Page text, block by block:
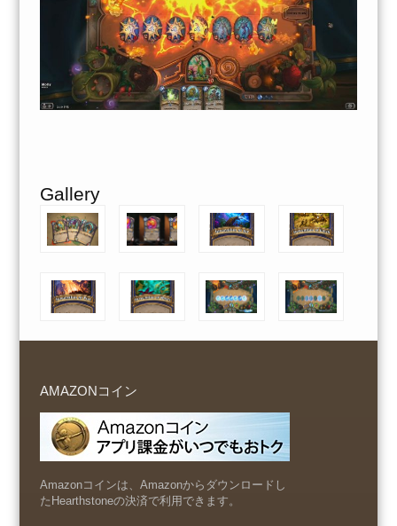
Gallery
AMAZONコイン
Amazonコインは、Amazonからダウンロードし
たHearthstoneの決済で利用できます。